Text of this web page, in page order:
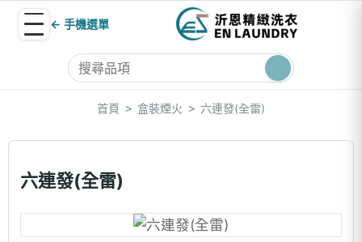
← 手機選單
首頁 > 盒裝煙火 > 六連發(全雷)
六連發(全雷)